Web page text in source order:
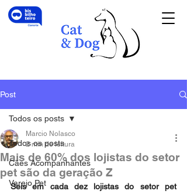
Post
Todos os posts
Cães Acompanhantes
Varejo Pet
Todos os posts
Mais de 60% dos lojistas do setor
pet são da geração Z
Marcio Nolasco
2 min de leitura
Seis em cada dez lojistas do setor pet